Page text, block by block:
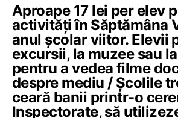
Aproape 17 lei per elev
activități în Săptămâna
anul școlar viitor. Elevii
excursii, la muzee sau
pentru a vedea filme
despre mediu / Școlile
ceară banii printr-o
Inspectorate, să